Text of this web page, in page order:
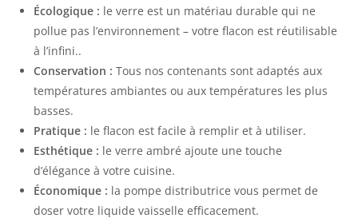
Écologique : le verre est un matériau durable qui ne
pollue pas l’environnement – votre flacon est réutilisable
à l’infini..
Conservation :Tous nos contenants sont adaptés aux
températures ambiantes ou aux températures les plus
basses.
Pratique : le flacon est facile à remplir et à utiliser.
Esthétique : le verre ambré ajoute une touche
d’élégance à votre cuisine.
Économique : la pompe distributrice vous permet de
doser votre liquide vaisselle efficacement.